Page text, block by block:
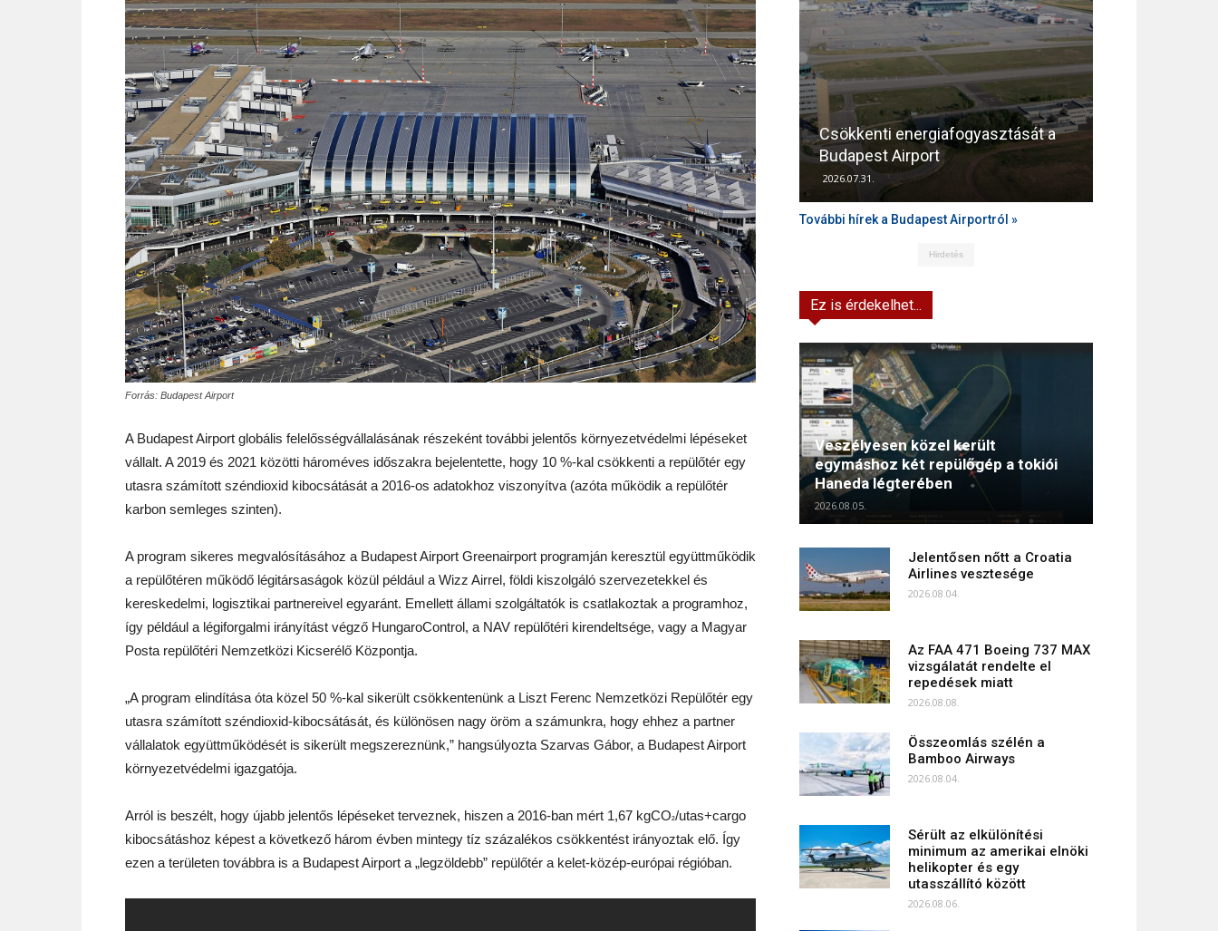
Forrás: Budapest Airport
A Budapest Airport globális felelősségvállalásának részeként további jelentős környezetvédelmi lépéseket
vállalt. A 2019 és 2021 közötti hároméves időszakra bejelentette, hogy 10 %-kal csökkenti a repülőtér egy
utasra számított széndioxid kibocsátását a 2016-os adatokhoz viszonyítva (azóta működik a repülőtér
karbon semleges szinten).
A program sikeres megvalósításához a Budapest Airport Greenairport programján keresztül együttműködik
a repülőtéren működő légitársaságok közül például a Wizz Airrel, földi kiszolgáló szervezetekkel és
kereskedelmi, logisztikai partnereivel egyaránt. Emellett állami szolgáltatók is csatlakoztak a programhoz,
így például a légiforgalmi irányítást végző HungaroControl, a NAV repülőtéri kirendeltsége, vagy a Magyar
Posta repülőtéri Nemzetközi Kicserélő Központja.
„A program elindítása óta közel 50 %-kal sikerült csökkentenünk a Liszt Ferenc Nemzetközi Repülőtér egy
utasra számított széndioxid-kibocsátását, és különösen nagy öröm a számunkra, hogy ehhez a partner
vállalatok együttműködését is sikerült megszereznünk,” hangsúlyozta Szarvas Gábor, a Budapest Airport
környezetvédelmi igazgatója.
Arról is beszélt, hogy újabb jelentős lépéseket terveznek, hiszen a 2016-ban mért 1,67 kgCO²/utas+cargo
kibocsátáshoz képest a következő három évben mintegy tíz százalékos csökkentést irányoztak elő. Így
ezen a területen továbbra is a Budapest Airport a „legzöldebb” repülőtér a kelet-közép-európai régióban.
Csökkenti energiafogyasztását a
Budapest Airport
2026.07.31.
További hírek a Budapest Airportról »
Hirdetés
Ez is érdekelhet...
Veszélyesen közel került
egymáshoz két repülőgép a tokiói
Haneda légterében
2026.08.05.
Jelentősen nőtt a Croatia
Airlines vesztesége
2026.08.04.
Az FAA 471 Boeing 737 MAX
vizsgálatát rendelte el
repedések miatt
2026.08.08.
Összeomlás szélén a
Bamboo Airways
2026.08.04.
Sérült az elkülönítési
minimum az amerikai elnöki
helikopter és egy
utasszállító között
2026.08.06.